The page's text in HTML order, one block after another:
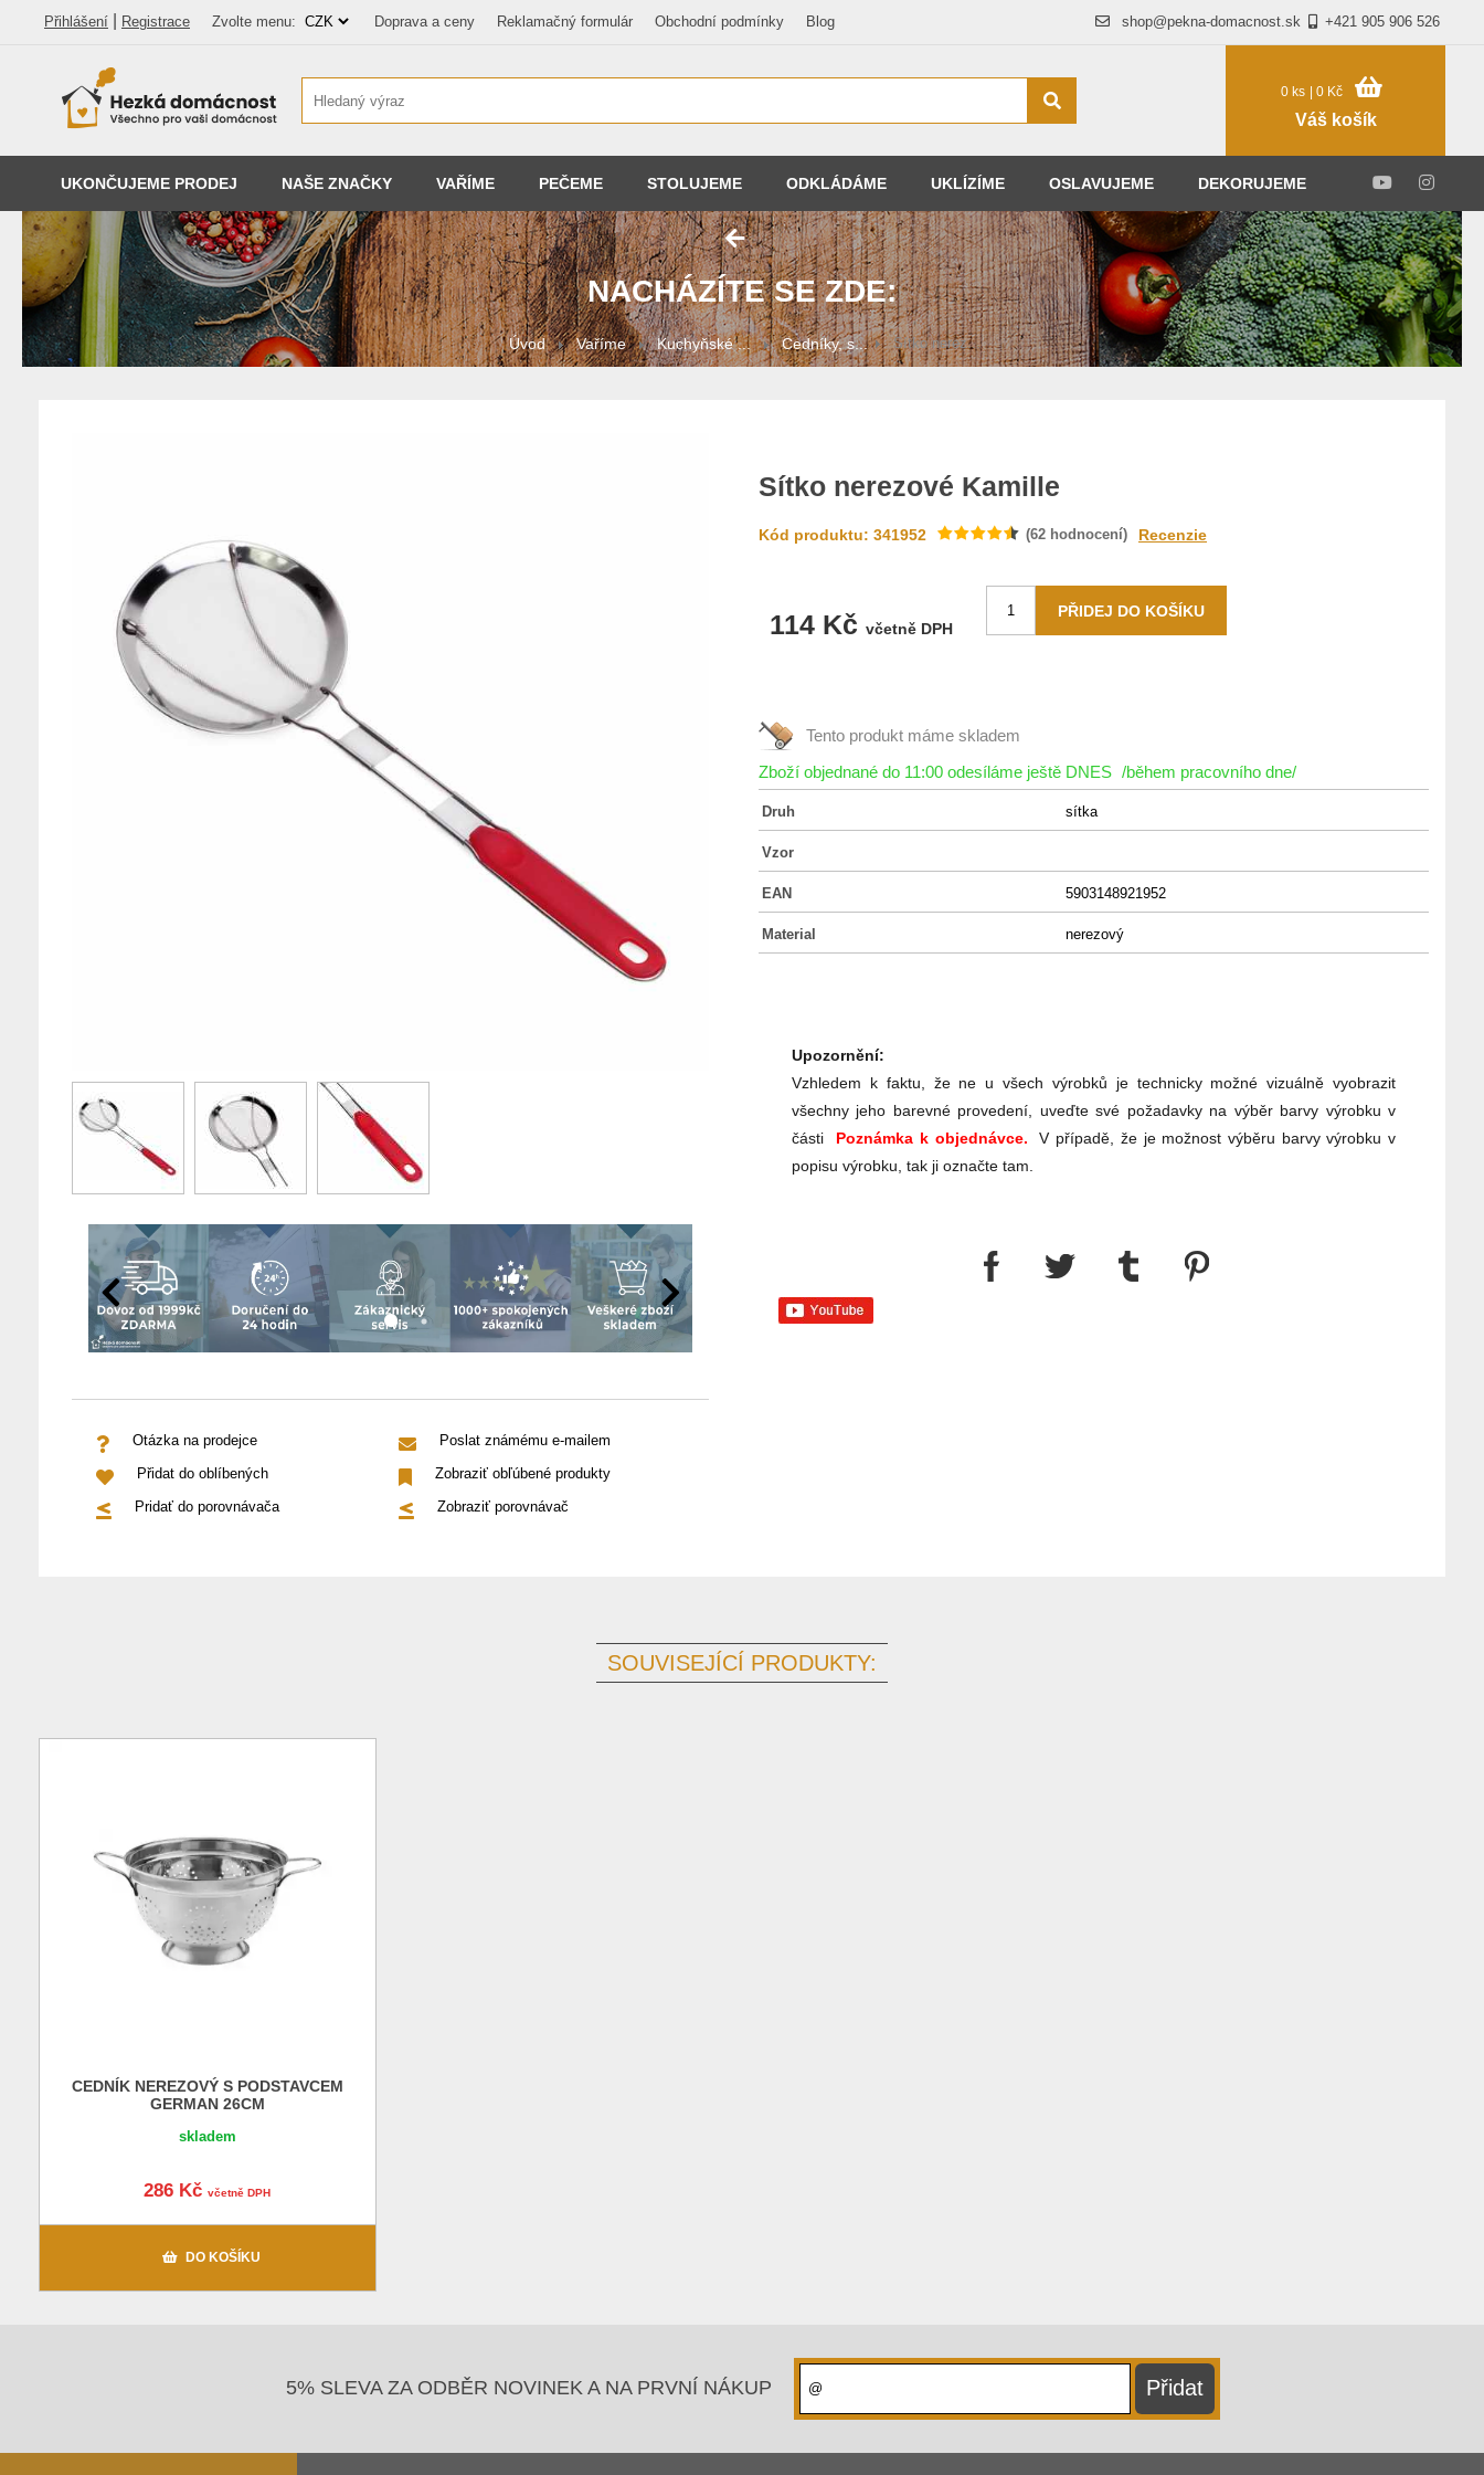
Přihlášení Registrace Zvolte menu: Doprava a ceny Reklamačný formulár Obchodní podmínky Blog +421 905 906 526
shop@pekna-domacnost.sk
0 ks | 0 Kč
Váš košík
UKONČUJEME PRODEJ NAŠE ZNAČKY VAŘÍME PEČEME STOLUJEME ODKLÁDÁME UKLÍZÍME OSLAVUJEME DEKORUJEME
NACHÁZÍTE SE ZDE:
Úvod Vaříme Kuchyňské ... Cedníky, s... Sítko nerez...
Otázka na prodejce
Poslat známému e-mailem
Přidat do oblíbených
Zobraziť obľúbené produkty
Pridať do porovnávača
Zobraziť porovnávač
Sítko nerezové Kamille
Kód produktu: 341952 (62 hodnocení) Recenzie
114 Kč včetně DPH
Tento produkt máme skladem
Zboží objednané do 11:00 odesíláme ještě DNES /během pracovního dne/
Druh sítka
Vzor
EAN 5903148921952
Material nerezový
Upozornění:
Vzhledem k faktu, že ne u všech výrobků je technicky možné vizuálně vyobrazit
všechny jeho barevné provedení, uveďte své požadavky na výběr barvy výrobku v
části Poznámka k objednávce.
V případě, že je možnost výběru barvy výrobku v
popisu výrobku, tak ji označte tam.
SOUVISEJÍCÍ PRODUKTY:
CEDNÍK NEREZOVÝ S PODSTAVCEM
GERMAN 26CM
skladem
286 Kčvčetně DPH
DO KOŠÍKU
5% SLEVA ZA ODBĚR NOVINEK A NA PRVNÍ NÁKUP